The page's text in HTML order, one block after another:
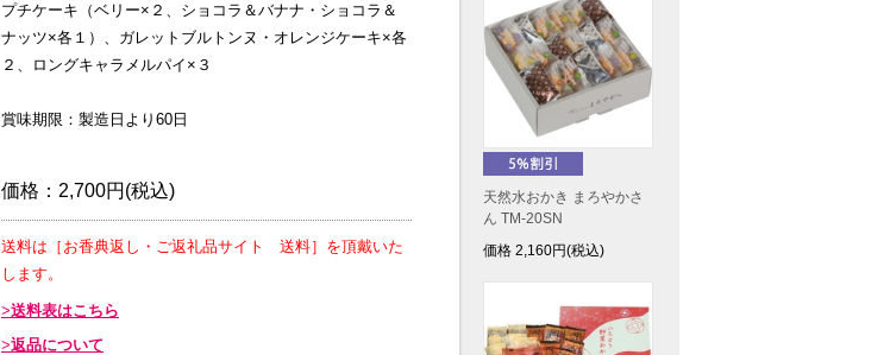
プチケーキ（ベリー×２、ショコラ＆バナナ・ショコラ＆
ナッツ×各１）、ガレットブルトンヌ・オレンジケーキ×各
２、ロングキャラメルパイ×３
賞味期限：製造日より60日
価格： 2,700円(税込)
送料は［お香典返し・ご返礼品サイト 送料］を頂戴いた
します。
送料表はこちら
返品について
天然水おかき まろやかさ
ん TM-20SN
価格 2,160円(税込)